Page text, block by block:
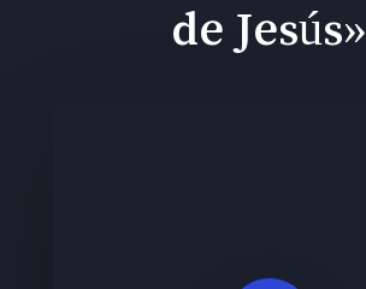
de Jesús»
Play Video